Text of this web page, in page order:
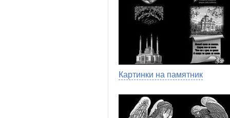
Картинки на памятник